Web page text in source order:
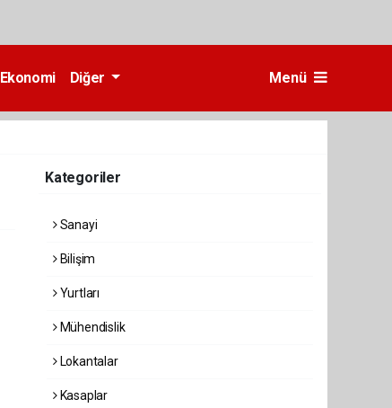
Ekonomi Diğer Menü
Kategoriler
Sanayi
Bilişim
Yurtları
Mühendislik
Lokantalar
Kasaplar